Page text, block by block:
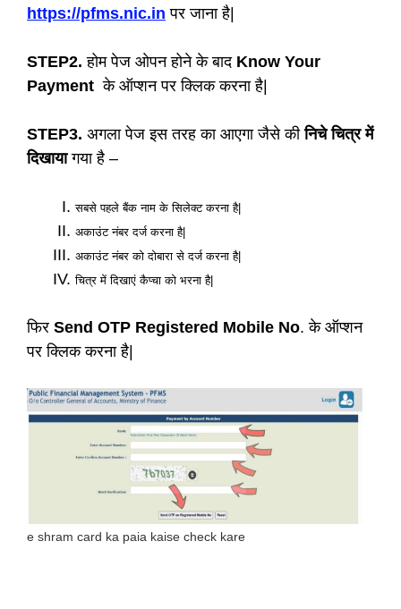
https://pfms.nic.in पर जाना है|
STEP2. होम पेज ओपन होने के बाद Know Your
Paymentके ऑप्शन पर क्लिक करना है|
STEP3. अगला पेज इस तरह का आएगा जैसे कीनिचे चित्र में
दिखायागया है –
सबसे पहले बैंक नाम के सिलेक्ट करना है|
अकाउंट नंबर दर्ज करना है|
अकाउंट नंबर को दोबारा से दर्ज करना है|
चित्र में दिखाएं कैप्चा को भरना है|
फिर Send OTP Registered Mobile No. के ऑप्शन
पर क्लिक करना है|
e shram card ka paia kaise check kare